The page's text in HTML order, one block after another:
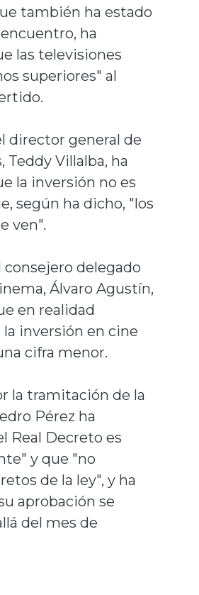
también ha estado
ha
las televisiones
superiores" al
director general de
Teddy Villalba, ha
la inversión no es
según ha dicho, "los
ven".
consejero delegado
Álvaro Agustín,
en realidad
inversión en cine
cifra menor.
la tramitación de la
Pérez ha
Real Decreto es
y que "no
de la ley", y ha
aprobación se
del mes de